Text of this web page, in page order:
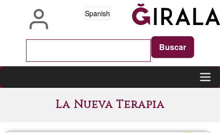
Spanish
navigation
La Nueva Terapia